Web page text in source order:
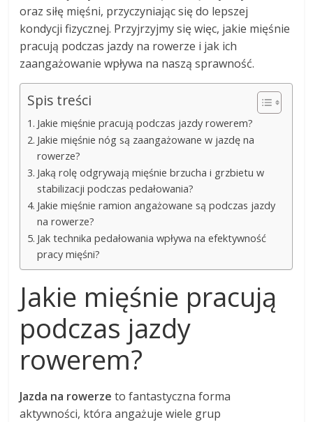
oraz siłę mięśni, przyczyniając się do lepszej
kondycji fizycznej. Przyjrzyjmy się więc, jakie mięśnie
pracują podczas jazdy na rowerze i jak ich
zaangażowanie wpływa na naszą sprawność.
Spis treści
Jakie mięśnie pracują podczas jazdy rowerem?
Jakie mięśnie nóg są zaangażowane w jazdę na
rowerze?
Jaką rolę odgrywają mięśnie brzucha i grzbietu w
stabilizacji podczas pedałowania?
Jakie mięśnie ramion angażowane są podczas jazdy
na rowerze?
Jak technika pedałowania wpływa na efektywność
pracy mięśni?
Jakie mięśnie pracują
podczas jazdy
rowerem?
Jazda na rowerze to fantastyczna forma
aktywności, która angażuje wiele grup